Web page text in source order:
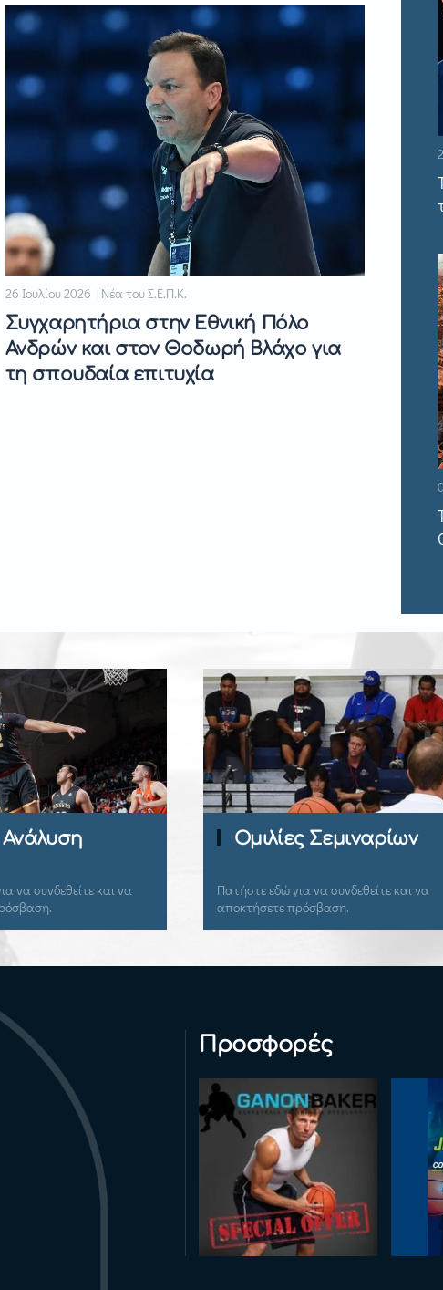
26 Ιουλίου 2026 | Νέα του Σ.Ε.Π.Κ.
Συγχαρητήρια στην Εθνική Πόλο
Ανδρών και στον Θοδωρή Βλάχο για
τη σπουδαία επιτυχία
Ομιλίες Σεμιναρίων
Πατήστε εδώ για να συνδεθείτε και να
αποκτήσετε πρόσβαση.
Περιοδικό
Πατήστε εδώ για να
αποκτήσετε πρόσβαση.
Προσφορές